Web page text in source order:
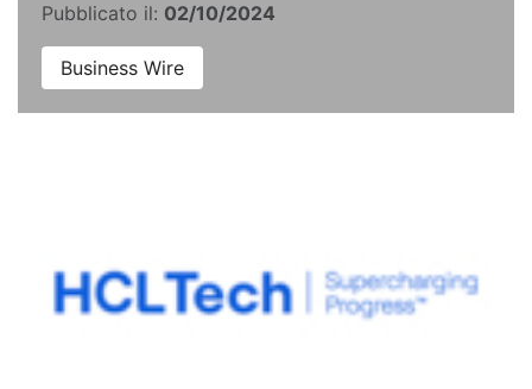
Pubblicato il: 02/10/2024
Business Wire